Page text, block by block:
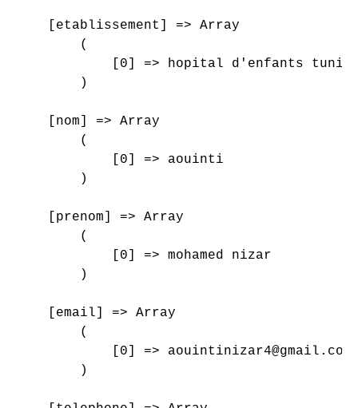
    [etablissement] => Array
        (
            [0] => hopital d'enfants tunis
        )
    [nom] => Array
        (
            [0] => aouinti
        )
    [prenom] => Array
        (
            [0] => mohamed nizar
        )
    [email] => Array
        (
            [0] => aouintinizar4@gmail.com
        )